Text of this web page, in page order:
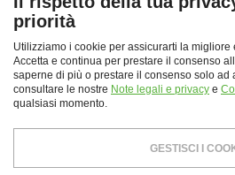
© Copyright 2026 -
priorità
Utilizziamo i cookie per assicurarti la
Accetta e continua per prestare il consenso
saperne di più o prestare il consenso solo ad
consultare le nostre Note legali e privacy e
qualsiasi momento.
GESTISCI I